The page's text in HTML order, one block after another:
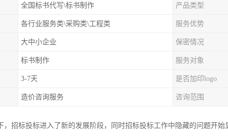
全国标书代写\标书制作 产品类型
各行业服务类\采购类\工程类 服务优势
大中小企业 保密情况
标书制作 服务对象
3-7天 是否加印logo
造价咨询服务 咨询范围
，招标投标进入了新的发展阶段，同时招标投标工作中隐藏的问题开